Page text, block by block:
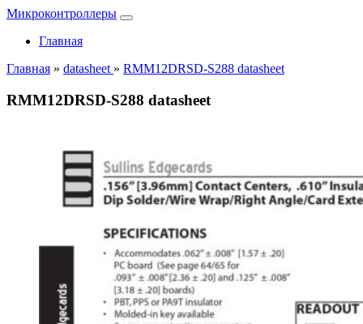
Микроконтроллеры
Главная
Главная » datasheet » RMM12DRSD-S288 datasheet
RMM12DRSD-S288 datasheet